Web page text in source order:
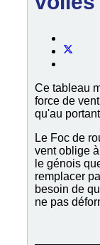
Ce tableau
force de
qu'au
Le Foc de
vent oblige
le génois
remplacer
besoin de
ne pas